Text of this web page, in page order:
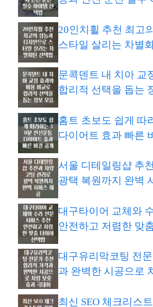
20인치휠 추천 최고
스타일 살리는 차별
문콕덴트 내 치아 교
합리적 선택을 돕는
홈트 초보도 쉽게 따
다이어트 효과 빠른
서울 디테일링샵 추
광택 복원까지 완벽
대구타이어 교체와
안전하고 저렴한 맞
대구유리막코팅 전
과 완벽한 시공으로
최신 SEO 체크리스